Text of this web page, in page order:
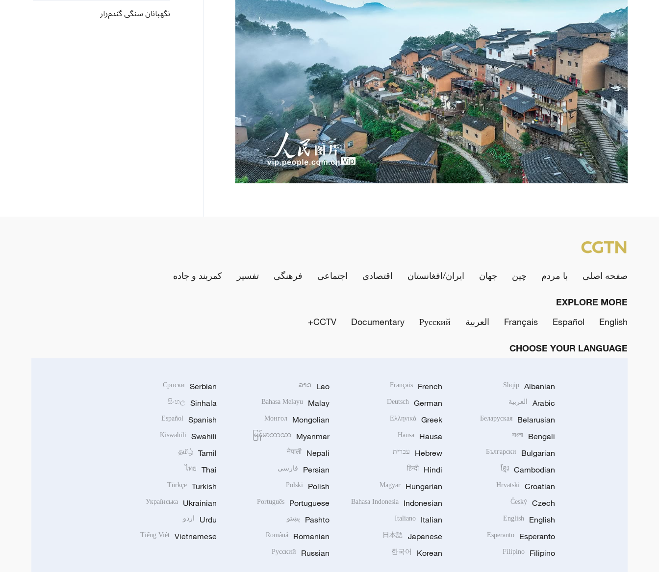
نگهبانان سنگی گندم‌زار
صفحه اصلی با مردم چین جهان ایران/افغانستان اقتصادی اجتماعی فرهنگی تفسیر کمربند و جاده
EXPLORE MORE
English
Español
Français العربية Русский
Documentary
CCTV+
CHOOSE YOUR LANGUAGE
Albanian
Shqip
Arabic العربية
Belarusian
Беларуская
Bengali
বাংলা
Bulgarian
Български
Cambodian
ខ្មែរ
Croatian
Hrvatski
Czech
Český
English
English
Esperanto
Esperanto
Filipino
Filipino
French
Français
German
Deutsch
Greek
Ελληνικά
Hausa
Hausa
Hebrew עברית
Hindi
हिन्दी
Hungarian
Magyar
Indonesian
Bahasa Indonesia
Italian
Italiano
Japanese
日本語
Korean
한국어
Lao
ລາວ
Malay
Bahasa Melayu
Mongolian
Монгол
Myanmar
မြန်မာဘာသာ
Nepali
नेपाली
Persian فارسی
Polish
Polski
Portuguese
Português
Pashto پښتو
Romanian
Română
Russian
Русский
Serbian
Српски
Sinhala
සිංහල
Spanish
Español
Swahili
Kiswahili
Tamil
தமிழ்
Thai
ไทย
Turkish
Türkçe
Ukrainian
Українська
Urdu اردو
Vietnamese
Tiếng Việt